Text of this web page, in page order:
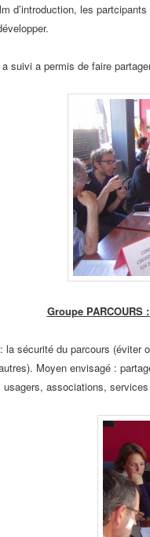
d’introduction, les
suivi a permis de faire
Groupe
la sécurité du parcours (éviter
Moyen envisagé :
usagers, associations,